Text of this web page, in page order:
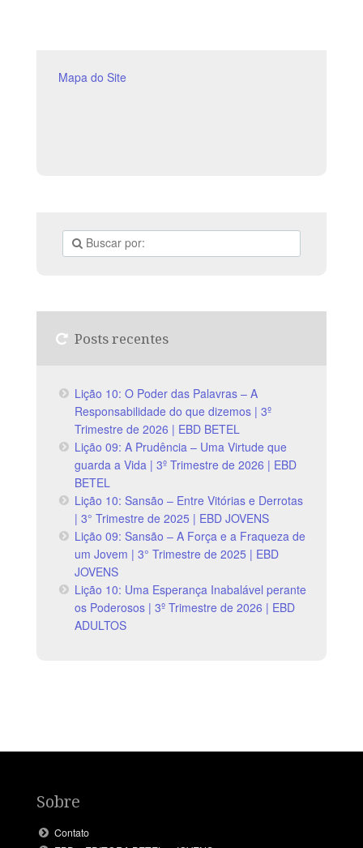
Mapa do Site
Posts recentes
Lição 10: O Poder das Palavras – A
Responsabilidade do que dizemos | 3º
Trimestre de 2026 | EBD BETEL
Lição 09: A Prudência – Uma Virtude que
guarda a Vida | 3º Trimestre de 2026 | EBD
BETEL
Lição 10: Sansão – Entre Vitórias e Derrotas
| 3° Trimestre de 2025 | EBD JOVENS
Lição 09: Sansão – A Força e a Fraqueza de
um Jovem | 3° Trimestre de 2025 | EBD
JOVENS
Lição 10: Uma Esperança Inabalável perante
os Poderosos | 3º Trimestre de 2026 | EBD
ADULTOS
Sobre
Contato